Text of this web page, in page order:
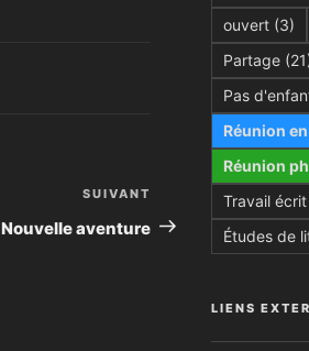
suivant
SUIVANT
Nouvelle aventure
ouvert(3)
Partage
Pas
Réunion
Réunion
Travail
Études de
LIENS